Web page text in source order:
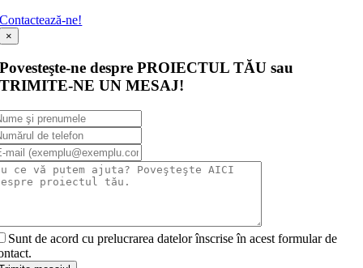
Contactează-ne!
×
Povesteşte-ne despre PROIECTUL TĂU sau
TRIMITE-NE UN MESAJ!
Sunt de acord cu prelucrarea datelor înscrise în acest formular de